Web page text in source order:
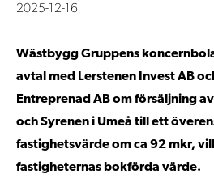
2025-12-16
Wästbygg Gruppens
avtal med Lerstenen Invest AB
Entreprenad AB om försäljning
och Syrenen i Umeå till ett
fastighetsvärde om ca 92 mkr,
fastigheternas bokförda värde.